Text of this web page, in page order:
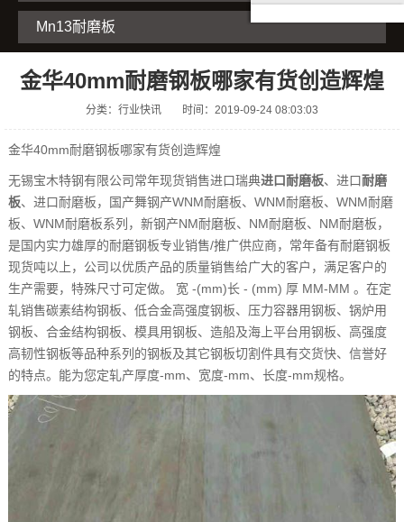
Mn13耐磨板
金华40mm耐磨钢板哪家有货创造辉煌
分类：行业快讯 时间：2019-09-24 08:03:03
金华40mm耐磨钢板哪家有货创造辉煌
无锡宝木特钢有限公司常年现货销售进口瑞典进口耐磨板、进口耐磨
板、进口耐磨板，国产舞钢产WNM耐磨板、WNM耐磨板、WNM耐磨
板、WNM耐磨板系列，新钢产NM耐磨板、NM耐磨板、NM耐磨板，
是国内实力雄厚的耐磨钢板专业销售/推广供应商，常年备有耐磨钢板
现货吨以上，公司以优质产品的质量销售给广大的客户，满足客户的
生产需要，特殊尺寸可定做。 宽 -(mm)长 - (mm) 厚 MM-MM 。在定
轧销售碳素结构钢板、低合金高强度钢板、压力容器用钢板、锅炉用
钢板、合金结构钢板、模具用钢板、造船及海上平台用钢板、高强度
高韧性钢板等品种系列的钢板及其它钢板切割件具有交货快、信誉好
的特点。能为您定轧产厚度-mm、宽度-mm、长度-mm规格。